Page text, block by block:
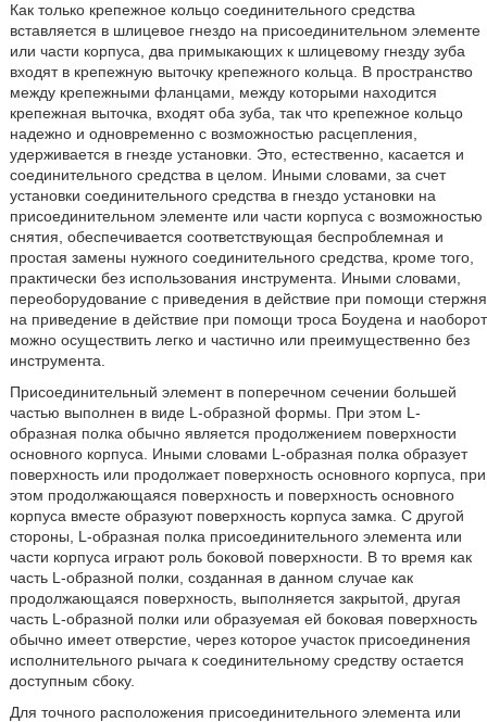
Как только крепежное кольцо соединительного средства
вставляется в шлицевое гнездо на присоединительном элементе
или части корпуса, два примыкающих к шлицевому гнезду зуба
входят в крепежную выточку крепежного кольца. В пространство
между крепежными фланцами, между которыми находится
крепежная выточка, входят оба зуба, так что крепежное кольцо
надежно и одновременно с возможностью расцепления,
удерживается в гнезде установки. Это, естественно, касается и
соединительного средства в целом. Иными словами, за счет
установки соединительного средства в гнездо установки на
присоединительном элементе или части корпуса с возможностью
снятия, обеспечивается соответствующая беспроблемная и
простая замены нужного соединительного средства, кроме того,
практически без использования инструмента. Иными словами,
переоборудование с приведения в действие при помощи стержня
на приведение в действие при помощи троса Боудена и наоборот
можно осуществить легко и частично или преимущественно без
инструмента.
Присоединительный элемент в поперечном сечении большей
частью выполнен в виде L-образной формы. При этом L-
образная полка обычно является продолжением поверхности
основного корпуса. Иными словами L-образная полка образует
поверхность или продолжает поверхность основного корпуса, при
этом продолжающаяся поверхность и поверхность основного
корпуса вместе образуют поверхность корпуса замка. С другой
стороны, L-образная полка присоединительного элемента или
части корпуса играют роль боковой поверхности. В то время как
часть L-образной полки, созданная в данном случае как
продолжающаяся поверхность, выполняется закрытой, другая
часть L-образной полки или образуемая ей боковая поверхность
обычно имеет отверстие, через которое участок присоединения
исполнительного рычага к соединительному средству остается
доступным сбоку.
Для точного расположения присоединительного элемента или